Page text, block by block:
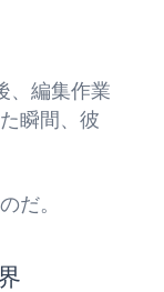
、編集作業
瞬間、彼
だ。